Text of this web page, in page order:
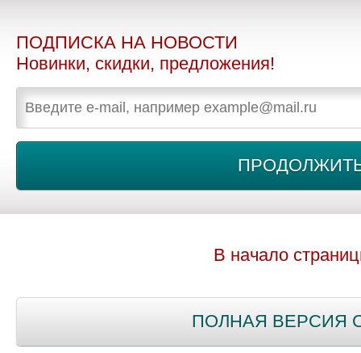
ПОДПИСКА НА НОВОСТИ
Новинки, скидки, предложения!
В начало
ПОЛНАЯ ВЕРСИЯ